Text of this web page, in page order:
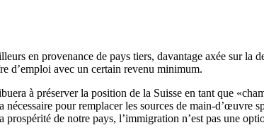
en provenance de pays tiers, davantage axée sur la
d’emploi avec un certain revenu minimum.
à préserver la position de la Suisse en tant que
pour remplacer les sources de main-d’œuvre
de notre pays, l’immigration n’est pas une